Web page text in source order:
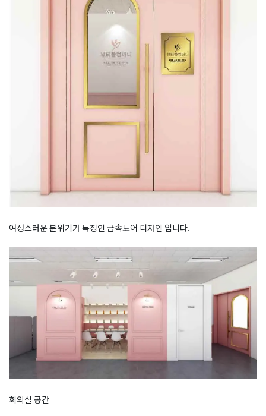
여성스러운 분위기가 특징인 금속도어 디자인 입니다.
회의실 공간